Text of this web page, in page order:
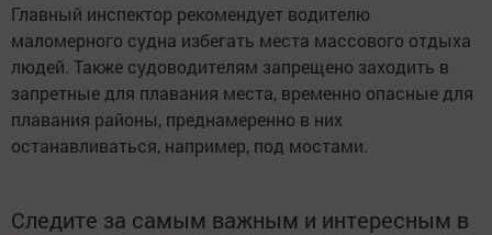
Главный инспектор рекомендует водителю
маломерного судна избегать места массового отдыха
людей. Также судоводителям запрещено заходить в
запретные для плавания места, временно опасные для
плавания районы, преднамеренно в них
останавливаться, например, под мостами.
Следите за самым важным и интересным в